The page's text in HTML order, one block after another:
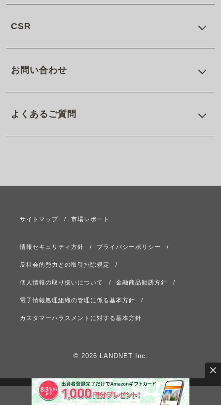
CSR
お問い合わせ
よくあるご質問
サイトマップ 市場レポート
情報セキュリティ方針 プライバシーポリシー
反社会的勢力との取引排除規定
個人情報の取り扱いについて 金融商品勧誘方針
電子情報処理組織の管理に係る基本方針
カスタマーハラスメントに対する基本方針
© 2026 LANDNET Inc.